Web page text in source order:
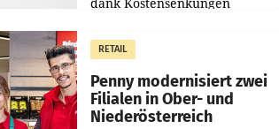
gemacht und die
Markterwartung deutlich
übertroffen.
RETAIL
Penny modernisiert zwei
Filialen in Ober- und
Niederösterreich